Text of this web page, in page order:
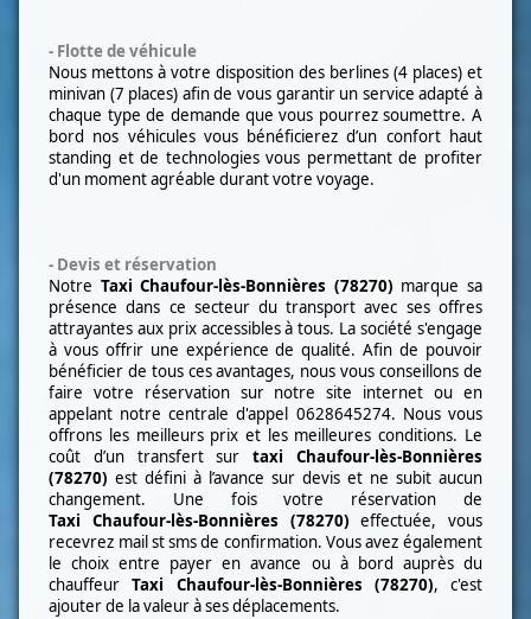
- Flotte de véhicule
Nous mettons à votre disposition des berlines (4 places) et
minivan (7 places) afin de vous garantir un service adapté à
chaque type de demande que vous pourrez soumettre. A
bord nos véhicules vous bénéficierez d’un confort haut
standing et de technologies vous permettant de profiter
d'un moment agréable durant votre voyage.
- Devis et réservation
Notre TaxiChaufour-lès-Bonnières (78270) marque sa
présence dans ce secteur du transport avec ses offres
attrayantes aux prix accessibles àtous. La société s'engage
à vous offrir une expérience de qualité. Afin de pouvoir
bénéficier de tous ces avantages, nous vous conseillons de
faire votre réservation sur notre site internet ou en
appelant notre centrale d'appel 0628645274. Nous vous
offrons les meilleurs prix et les meilleures conditions. Le
coût d’un transfert surtaxi Chaufour-lès-Bonnières
(78270) est défini à l’avance sur devis et ne subit aucun
changement. Une fois votre réservation de
Taxi Chaufour-lès-Bonnières (78270) effectuée, vous
recevrez mail st sms de confirmation. Vous avez également
le choix entre payer en avance ou à bord auprès du
chauffeurTaxi Chaufour-lès-Bonnières (78270), c'est
ajouter de la valeur à ses déplacements.